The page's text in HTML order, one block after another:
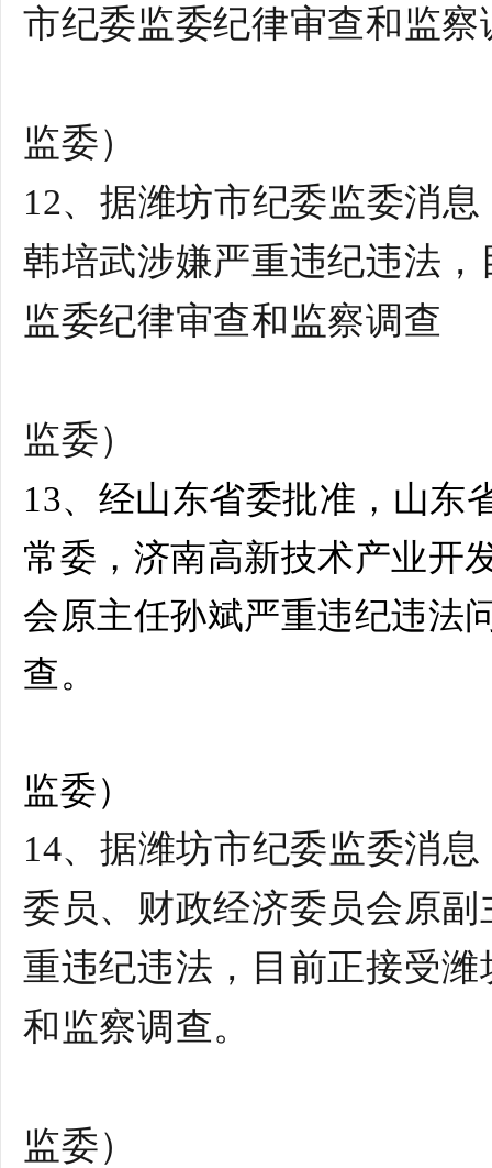
市纪委监委纪律审查和监察
监委）
12、据潍坊市纪委监委消
韩培武涉嫌严重违纪违法
监委纪律审查和监察调查
监委）
13、经山东省委批准，山东
常委，济南高新技术产业开
会原主任孙斌严重违纪违法
查。
监委）
14、据潍坊市纪委监委消
委员、财政经济委员会原
重违纪违法，目前正接受
和监察调查。
监委）